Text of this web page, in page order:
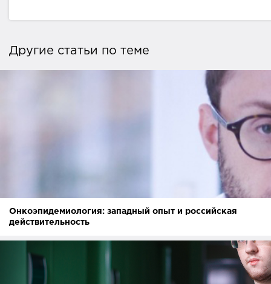
Другие статьи по теме
Онкоэпидемиология: западный опыт и российская
действительность